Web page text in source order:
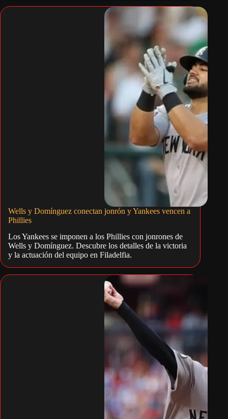
Wells y Domínguez conectan jonrón y Yankees vencen a
Phillies
Los Yankees se imponen a los Phillies con jonrones de
Wells y Domínguez. Descubre los detalles de la victoria
y la actuación del equipo en Filadelfia.